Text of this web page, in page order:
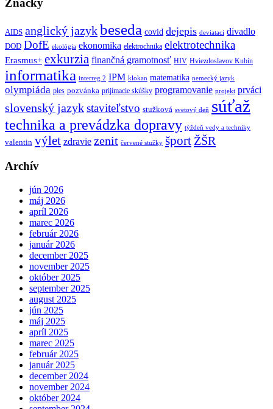
Značky
AIDS anglický jazykbeseda covid dejepis deviataci divadlo
DOD DofE ekológia ekonomika elektrochnika elektrotechnika
Erasmus+ exkurzia finančná gramotnosť HIV Hviezdoslavov Kubín
informatika interreg 2 IPM klokan matematika nemecký jazyk
olympiáda ples pozvánka prijímacie skúšky programovanie projekt prváci
slovenský jazykstaviteľstvo stužková svetový deň súťaž
technika a prevádzka dopravy týždeň vedy a techniky
valentin výlet zdravie zenit červené stužky šport ŽŠR
Archív
jún 2026
máj 2026
apríl 2026
marec 2026
február 2026
január 2026
december 2025
november 2025
október 2025
september 2025
august 2025
jún 2025
máj 2025
apríl 2025
marec 2025
február 2025
január 2025
december 2024
november 2024
október 2024